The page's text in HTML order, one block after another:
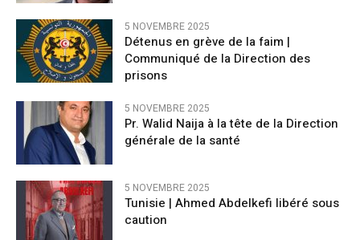
5 NOVEMBRE 2025
Détenus en grève de la faim |
Communiqué de la Direction des
prisons
5 NOVEMBRE 2025
Pr. Walid Naija à la tête de la Direction
générale de la santé
5 NOVEMBRE 2025
Tunisie | Ahmed Abdelkefi libéré sous
caution